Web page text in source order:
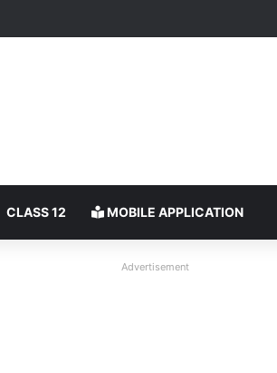
CLASS 12 MOBILE APPLICATION
Advertisement